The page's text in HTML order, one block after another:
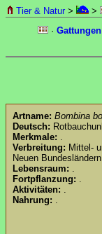
Tier & Natur> >
· Gattungen
Artname: Bombina
Deutsch:
Merkmale: .
Verbreitung: Mittel-
Neuen
Lebensraum: .
Fortpflanzung: .
Aktivitäten: .
Nahrung: .